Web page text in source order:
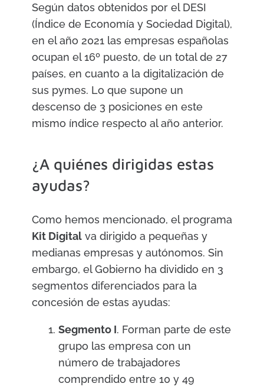
Según datos obtenidos por el DESI
(Índice de Economía y Sociedad Digital),
en el año 2021 las empresas españolas
ocupan el 16º puesto, de un total de 27
países, en cuanto a la digitalización de
sus pymes. Lo que supone un
descenso de 3 posiciones en este
mismo índice respecto al año anterior.
¿A quiénes dirigidas estas
ayudas?
Como hemos mencionado, el programa
Kit Digital va dirigido a pequeñas y
medianas empresas y autónomos. Sin
embargo, el Gobierno ha dividido en 3
segmentos diferenciados para la
concesión de estas ayudas:
Segmento I. Forman parte de este
grupo las empresa con un
número de trabajadores
comprendido entre 10 y 49